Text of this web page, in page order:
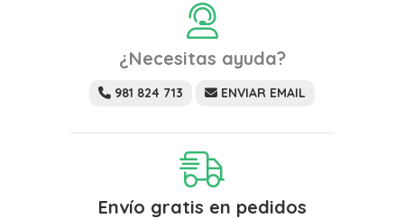
¿Necesitas ayuda?
981 824 713 ENVIAR EMAIL
Envío gratis en pedidos